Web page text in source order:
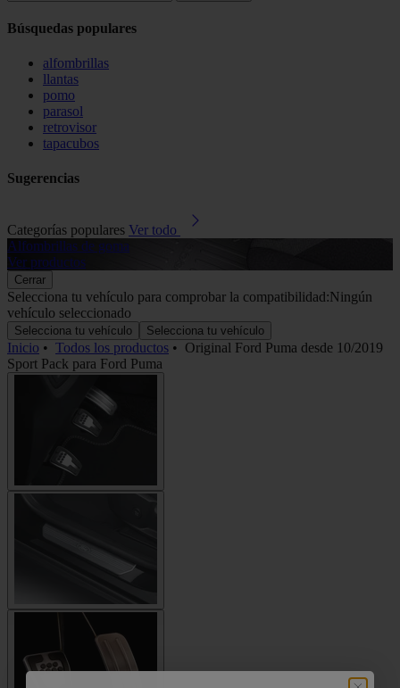
Búsquedas populares
alfombrillas
llantas
pomo
parasol
retrovisor
tapacubos
Sugerencias
Categorías populares Ver todo
Alfombrillas de goma
Ver productos
Cerrar
Selecciona tu vehículo para comprobar la compatibilidad:Ningún
vehículo seleccionado
Selecciona tu vehículo Selecciona tu vehículo
Inicio • Todos los productos • Original Ford Puma desde 10/2019
Sport Pack para Ford Puma